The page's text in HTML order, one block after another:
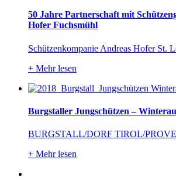
50 Jahre Partnerschaft mit
Hofer Fuchsmühl
Schützenkompanie Andreas Hofer St.
+ Mehr lesen
Burgstaller Jungschützen –
BURGSTALL/DORF TIROL/
+ Mehr lesen